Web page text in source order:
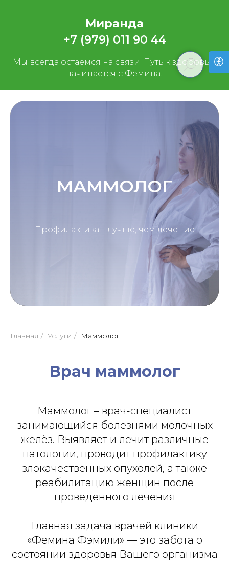
Миранда
+7 (979) 011 90 44
Мы всегда остаемся на связи. Путь к здоровью
начинается с Фемина!
МАММОЛОГ
Профилактика – лучше, чем лечение
Главная / Услуги / Маммолог
Врач маммолог
Мам­мо­лог – врач-спе­ци­алист
занимающийся бо­лез­нями мо­лоч­ных
же­лёз. Выявляет и лечит различные
патологии, проводит профилактику
злокачественных опухолей, а также
реабилитацию женщин после
проведенного лечения
Главная задача врачей клиники
«Фемина Фэмили» — это забота о
состоянии здоровья Вашего организма